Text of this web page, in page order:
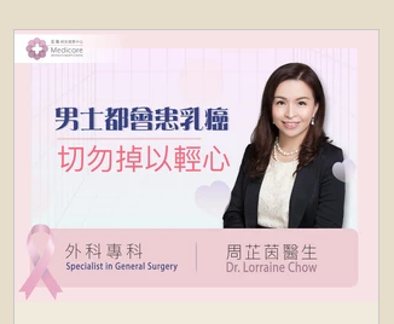
李語潔醫生 呼吸系統科
李家輝醫生 曾振峯醫生
普通科 吳少彬醫生